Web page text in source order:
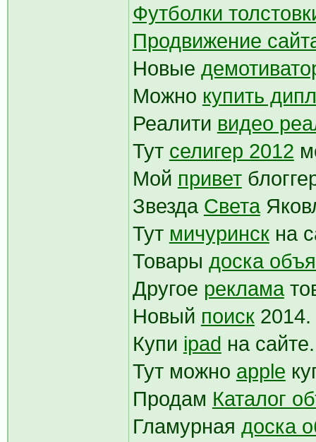
Футболки
Продвижение
Новые
Можно купить
Реалити видео
Тут селигер 2012
Мой привет
Звезда Света
Тут мичуринскна
Товары доска
Другое реклама
Новый поиск2014.
Купи ipad на
Тут можно apple
Продам Каталог
Гламурная доска